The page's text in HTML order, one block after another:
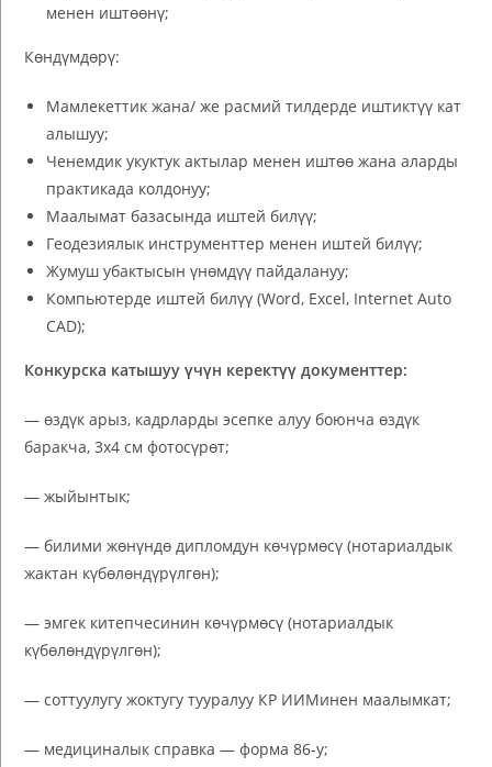
менен иштөөнү;
Көндүмдөрү:
Мамлекеттик жана/ же расмий тилдерде иштиктүү кат
алышуу;
Ченемдик укуктук актылар менен иштөө жана аларды
практикада колдонуу;
Маалымат базасында иштей билүү;
Геодезиялык инструменттер менен иштей билүү;
Жумуш убактысын үнөмдүү пайдалануу;
Компьютерде иштей билүү (Word, Exсel, Internet Auto
CAD);
Конкурска катышуу үчүн керектүү документтер:
— өздүк арыз, кадрларды эсепке алуу боюнча өздүк
баракча, 3х4 см фотосүрөт;
— жыйынтык;
— билими жөнүндө дипломдун көчүрмөсү (нотариалдык
жактан күбөлөндүрүлгөн);
— эмгек китепчесинин көчүрмөсү (нотариалдык
күбөлөндүрүлгөн);
— соттуулугу жоктугу тууралуу КР ИИМинен маалымкат;
— медициналык справка — форма 86-у;